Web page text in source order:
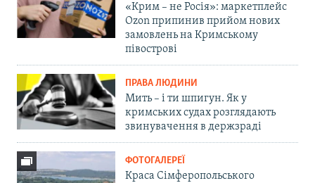
«Крим – не Росія»: маркетплейс
Ozon припинив прийом нових
замовлень на Кримському
півострові
ПРАВА ЛЮДИНИ
Мить – і ти шпигун. Як у
кримських судах розглядають
звинувачення в держзраді
ФОТОГАЛЕРЕЇ
Краса Сімферопольського